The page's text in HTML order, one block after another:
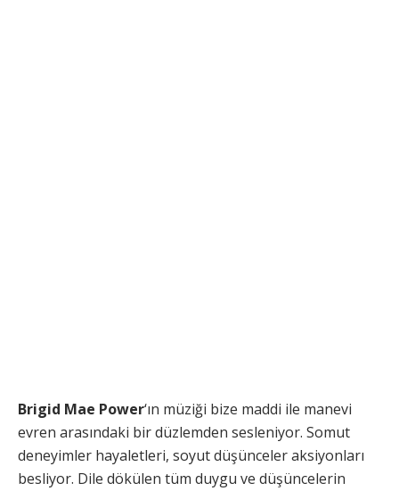
Brigid Mae Power‘ın müziği bize maddi ile manevi
evren arasındaki bir düzlemden sesleniyor. Somut
deneyimler hayaletleri, soyut düşünceler aksiyonları
besliyor. Dile dökülen tüm duygu ve düşüncelerin